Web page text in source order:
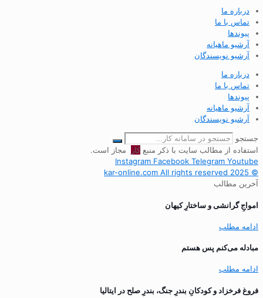
درباره ما
تماس با ما
پیوندها
آرشیو ماهیانه
آرشیو نویسندگان
درباره ما
تماس با ما
پیوندها
آرشیو ماهیانه
آرشیو نویسندگان
جستجو
استفاده از مطالب سایت با ذکر منبعکار
مجاز است.
Instagram Facebook Telegram Youtube
© 2025 kar-online.com All rights reserved
آخرین مطالب
‌امواجِ گرانشی و ساختارِ کیهان
ادامه مطلب
مبادله می‌کنم پس هستم
ادامه مطلب
فروغ فرخزاد و کودکانِ بندرِ جنگ، بندرِ صلح در ایتالیا